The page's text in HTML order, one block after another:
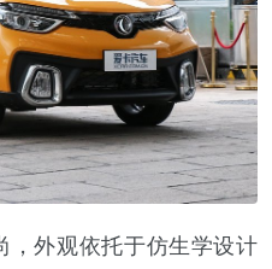
外观依托于仿生学设计